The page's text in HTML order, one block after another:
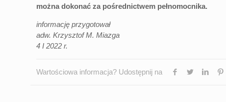
można dokonać za pośrednictwem pełnomocnika.
informację przygotował
adw. Krzysztof M. Miazga
4 I 2022 r.
Wartościowa informacja? Udostępnij na